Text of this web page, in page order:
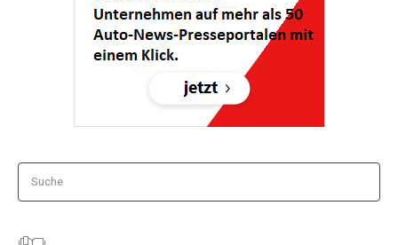
Suche